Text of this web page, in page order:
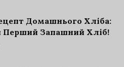
Домашнього Хліба:
Перший Запашний Хліб!